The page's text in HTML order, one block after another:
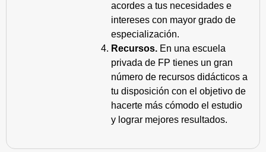
acordes a tus necesidades e
intereses con mayor grado de
especialización.
Recursos. En una escuela
privada de FP tienes un gran
número de recursos didácticos a
tu disposición con el objetivo de
hacerte más cómodo el estudio
y lograr mejores resultados.